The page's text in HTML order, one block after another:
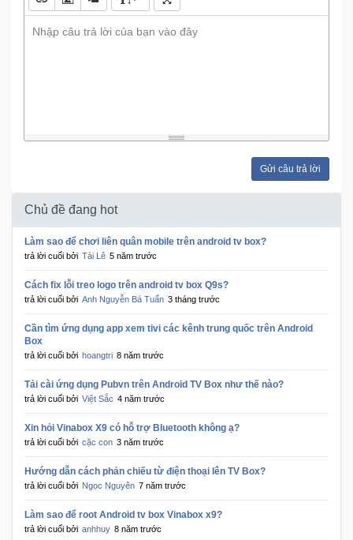
Nhà
Bị
Văn
Phòng
Khỏe
Làm
Đẹp
Thiết
Dụng
Nhập câu trả lời của bạn vào đây
Gửi câu trả lời
Chủ đề đang hot
Làm sao để chơi liên quân mobile trên android tv box?
trả lời cuối bởi Tài Lê 5 năm trước
Cách fix lỗi treo logo trên android tv box Q9s?
trả lời cuối bởi Anh Nguyễn Bá Tuấn 3 tháng trước
Cần tìm ứng dụng app xem tivi các kênh trung quốc trên Android
Box
trả lời cuối bởi hoangtri 8 năm trước
Tải cài ứng dụng Pubvn trên Android TV Box như thế nào?
trả lời cuối bởi Việt Sắc 4 năm trước
Xin hỏi Vinabox X9 có hỗ trợ Bluetooth không ạ?
trả lời cuối bởi cặc con 3 năm trước
Hướng dẫn cách phản chiếu từ điện thoại lên TV Box?
trả lời cuối bởi Ngọc Nguyên 7 năm trước
Làm sao để root Android tv box Vinabox x9?
trả lời cuối bởi anhhuy 8 năm trước